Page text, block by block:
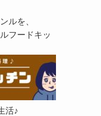
ルを、
フードキッ
活♪